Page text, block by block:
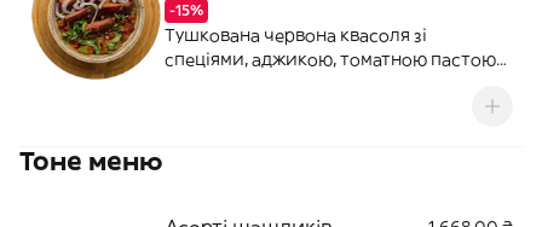
-15%
Тушкована червона квасоля зі
спеціями, аджикою, томатною пастою
ребрами зі свинини, зернами гранату,
Тоне меню